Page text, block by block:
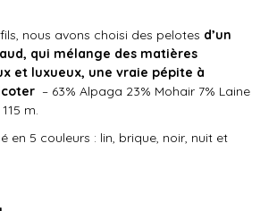
nous avons choisi des pelotes d’un
qui mélange des matières
et luxueux, une vraie pépite à
– 63% Alpaga 23% Mohair 7% Laine
m.
en 5 couleurs : lin, brique, noir, nuit et